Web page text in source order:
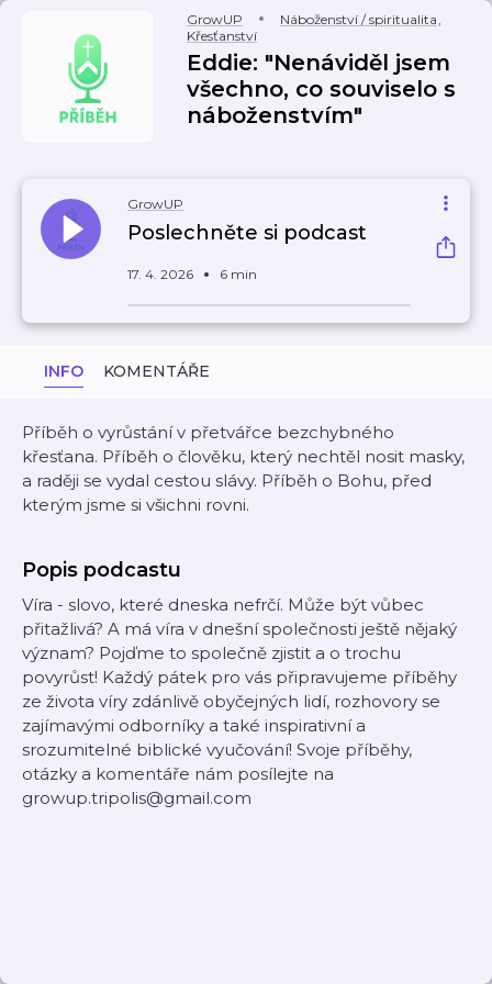
GrowUP Náboženství / spiritualita,
Křesťanství
Eddie: "Nenáviděl jsem
všechno, co souviselo s
náboženstvím"
GrowUP
Poslechněte si podcast
17. 4. 2026 6 min
INFO KOMENTÁŘE
Příběh o vyrůstání v přetvářce bezchybného
křesťana. Příběh o člověku, který nechtěl nosit masky,
a raději se vydal cestou slávy. Příběh o Bohu, před
kterým jsme si všichni rovni.
Popis podcastu
Víra - slovo, které dneska nefrčí. Může být vůbec
přitažlivá? A má víra v dnešní společnosti ještě nějaký
význam? Pojďme to společně zjistit a o trochu
povyrůst! Každý pátek pro vás připravujeme příběhy
ze života víry zdánlivě obyčejných lidí, rozhovory se
zajímavými odborníky a také inspirativní a
srozumitelné biblické vyučování! Svoje příběhy,
otázky a komentáře nám posílejte na
growup.tripolis@gmail.com